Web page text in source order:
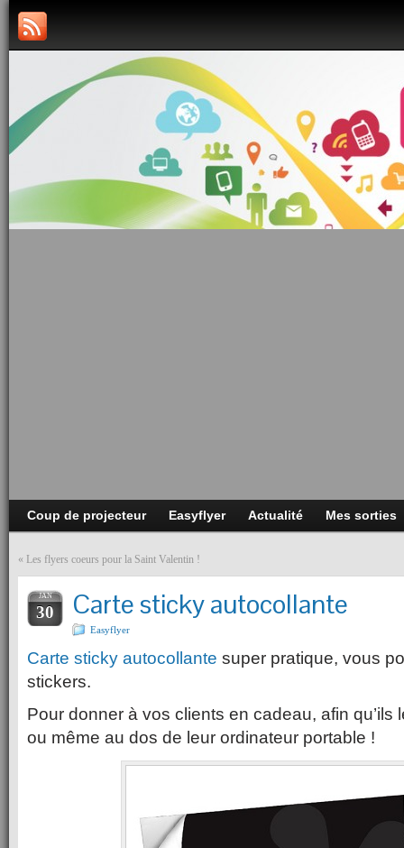
Coup de projecteur Easyflyer Actualité Mes sorties
« Les flyers coeurs pour la Saint Valentin !
JAN
30 Carte sticky autocollante
Easyflyer
Carte sticky autocollante super pratique, vous
stickers.
Pour donner à vos clients en cadeau, afin qu’ils
ou même au dos de leur ordinateur portable !